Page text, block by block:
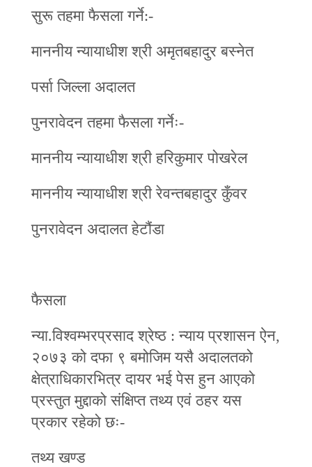
सुरू तहमा फैसला गर्ने:-
माननीय न्यायाधीश श्री अमृतबहादुर बस्नेत
पर्सा जिल्ला अदालत
पुनरावेदन तहमा फैसला गर्नेः-
माननीय न्यायाधीश श्री हरिकुमार पोखरेल
माननीय न्यायाधीश श्री रेवन्तबहादुर कुँवर
पुनरावेदन अदालत हेटौंडा
फैसला
न्या.विश्वम्भरप्रसाद श्रेष्ठ : न्याय प्रशासन ऐन,
२०७३ को दफा ९ बमोजिम यसै अदालतको
क्षेत्राधिकारभित्र दायर भई पेस हुन आएको
प्रस्तुत मुद्दाको संक्षिप्‍त तथ्य एवं ठहर यस
प्रकार रहेको छः-
तथ्य खण्ड